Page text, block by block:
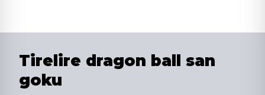
Tirelire dragon ball san
goku